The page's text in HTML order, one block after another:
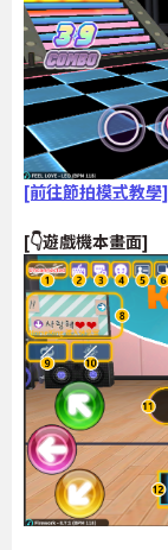
[前往節拍模式教學]
[👇遊戲機本畫面]